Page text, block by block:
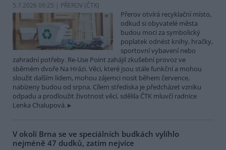
5.7.2026 09:25 | PŘEROV (ČTK)
Přerov otvírá recyklační místo,
odkud si obyvatelé města
budou moci za symbolický
poplatek odnést knihy, hračky,
sportovní vybavení nebo
zahradní potřeby. Re-Use Point zahájil zkušební provoz ve
sběrném dvoře Na Hrázi. Věci, které jsou stále funkční a mohou
sloužit dalším lidem, mohou zájemci nosit během července,
nabízeny budou od srpna. Cílem střediska je předcházet vzniku
odpadu a prodloužit životnost věcí, sdělila ČTK mluvčí radnice
Lenka Chalupová.
V okolí Brna se ve speciálních budkách vylíhlo
nejméně 47 dudků, zatím nejvíce